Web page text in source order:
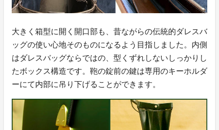
大きく箱型に開く開口部も、昔ながらの伝統的ダレスバ
ッグの使い心地そのものになるよう目指しました。内側
はダレスバッグならではの、型くずれしないしっかりし
たボックス構造です。鞄の錠前の鍵は専用のキーホルダ
ーにて内部に吊り下げることができます。